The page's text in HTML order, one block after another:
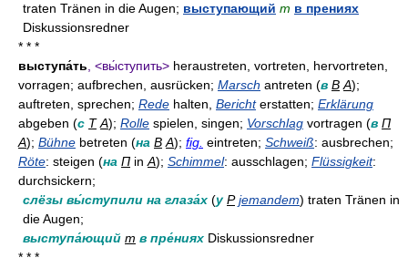
traten Tränen in die Augen; выступающий m в прениях
Diskussionsredner
* * *
выступа́ть, <вы́ступить> heraustreten, vortreten, hervortreten,
vorragen; aufbrechen, ausrücken; Marsch antreten (в В A);
auftreten, sprechen; Rede halten, Berichterstatten; Erklärung
abgeben (с Т A); Rolle spielen, singen; Vorschlag vortragen (в П
A); Bühne betreten (на В A); fig. eintreten; Schweiß: ausbrechen;
Röte: steigen (на П inA); Schimmel: ausschlagen; Flüssigkeit:
durchsickern;
слёзы вы́ступили на глаза́х (у Р jemandem) traten Tränen in
die Augen;
выступа́ющий m в пре́ниях Diskussionsredner
* * *